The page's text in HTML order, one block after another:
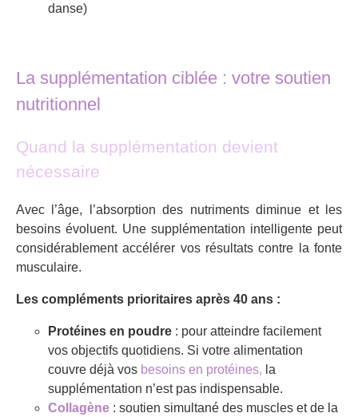
danse)
La supplémentation ciblée : votre soutien
nutritionnel
Quand la supplémentation devient
nécessaire
Avec l’âge, l’absorption des nutriments diminue et les
besoins évoluent. Une supplémentation intelligente peut
considérablement accélérer vos résultats contre la fonte
musculaire.
Les compléments prioritaires après 40 ans :
Protéines en poudre : pour atteindre facilement
vos objectifs quotidiens. Si votre alimentation
couvre déjà vos besoins en protéines, la
supplémentation n’est pas indispensable.
Collagène : soutien simultané des muscles et de la